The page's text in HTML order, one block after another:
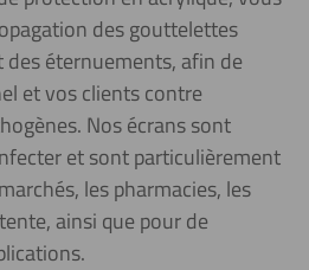
des gouttelettes
éternuements, afin de
et vos clients contre
Nos écrans sont
et sont particulièrement
les pharmacies, les
ainsi que pour de